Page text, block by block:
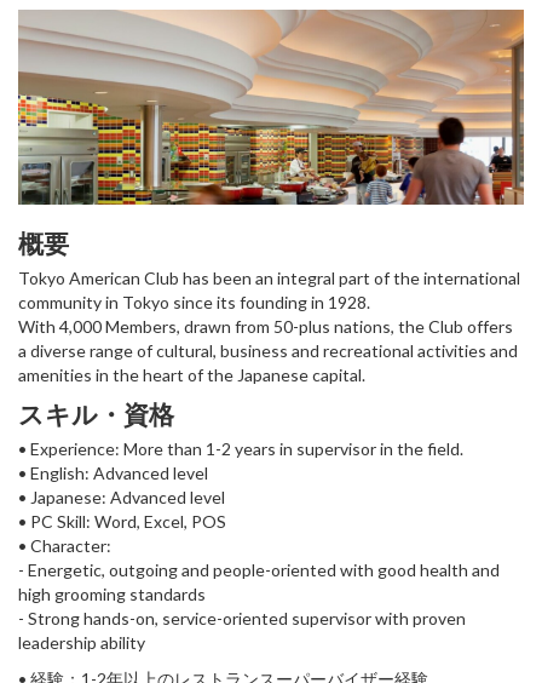
概要
Tokyo American Club has been an integral part of the international
community in Tokyo since its founding in 1928.
With 4,000 Members, drawn from 50-plus nations, the Club offers
a diverse range of cultural, business and recreational activities and
amenities in the heart of the Japanese capital.
スキル・資格
• Experience: More than 1-2 years in supervisor in the field.
• English: Advanced level
• Japanese: Advanced level
• PC Skill: Word, Excel, POS
• Character:
- Energetic, outgoing and people-oriented with good health and
high grooming standards
- Strong hands-on, service-oriented supervisor with proven
leadership ability
• 経験：1-2年以上のレストランスーパーバイザー経験